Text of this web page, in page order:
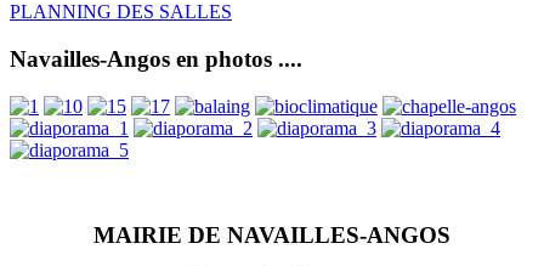
PLANNING DES SALLES
Navailles-Angos en photos ....
MAIRIE DE NAVAILLES-ANGOS